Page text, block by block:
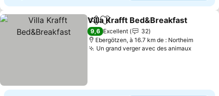
PartagerAjouter à mes favoris
Villa Krafft Bed&Breakfast
9,6 Excellent
32
Ebergötzen, à 16.7 km de : Northeim
Un grand verger avec des animaux